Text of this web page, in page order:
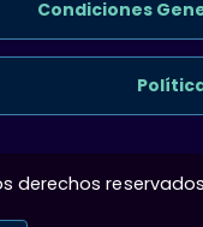
Condiciones
derechos